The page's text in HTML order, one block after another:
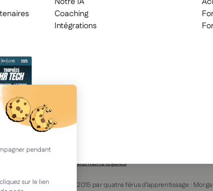
Coaching
Intégrations
Mentions légales
une start-up fondée en 2015 par quatre férus d’apprentissage :